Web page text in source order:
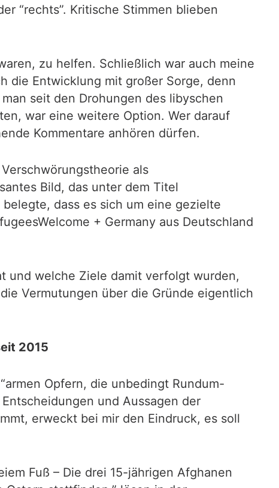
“rechts”. Kritische Stimmen blieben
zu helfen. Schließlich war auch meine
die Entwicklung mit großer Sorge, denn
seit den Drohungen des libyschen
war eine weitere Option. Wer darauf
Kommentare anhören dürfen.
als
Bild, das unter dem Titel
dass es sich um eine gezielte
+ Germany aus Deutschland
und welche Ziele damit verfolgt wurden,
Vermutungen über die Gründe eigentlich
2015
Opfern, die unbedingt Rundum-
und Aussagen der
erweckt bei mir den Eindruck, es soll
Fuß – Die drei 15-jährigen Afghanen